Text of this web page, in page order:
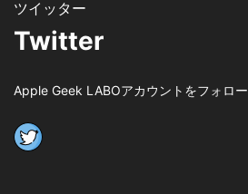
Twitter
Apple Geek LABOアカウントをフォロー